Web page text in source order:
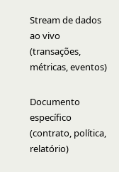
Stream de dados
ao vivo
(transações,
métricas, eventos)
Documento
específico
(contrato, política,
relatório)